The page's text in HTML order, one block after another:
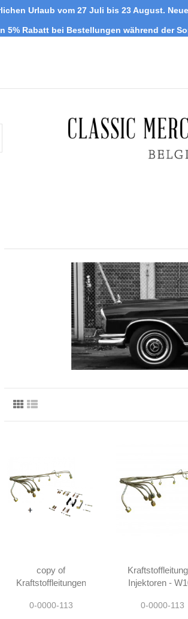
Urlaub vom 27 Juli bis 23 August.
5% Rabatt bei Bestellungen während der
copy of
Kraftstoffleitungen
W111 W113
0-0000-113
Injektoren -
230SL 250SL
0-0000-113